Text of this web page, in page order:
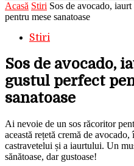
Acasă Stiri Sos de avocado,
pentru mese sanatoase
Stiri
Sos de avocado,
gustul perfect
sanatoase
Ai nevoie de un sos răcoritor
această rețetă cremă de
castravetelui și a iaurtului. Un
sănătoase, dar gustoase!